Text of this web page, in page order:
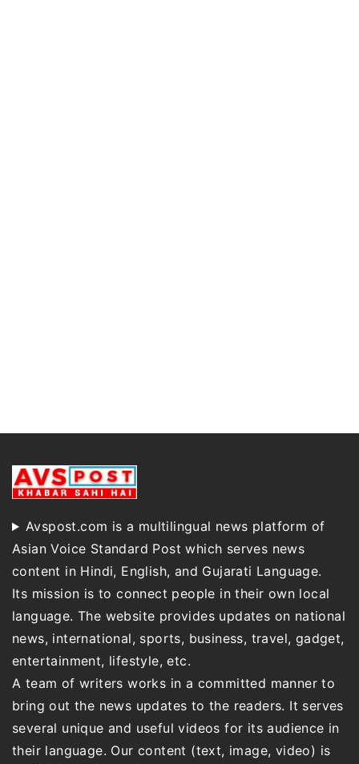
Avspost.com is a multilingual news platform of
Asian Voice Standard Post which serves news
content in Hindi, English, and Gujarati Language.
Its mission is to connect people in their own local
language. The website provides updates on national
news, international, sports, business, travel, gadget,
entertainment, lifestyle, etc.
A team of writers works in a committed manner to
bring out the news updates to the readers. It serves
several unique and useful videos for its audience in
their language. Our content (text, image, video) is